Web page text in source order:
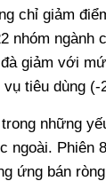
chỉ giảm
nhóm ngành
giảm với
vụ tiêu dùng
những
ngoài. Phiên
ứng bán